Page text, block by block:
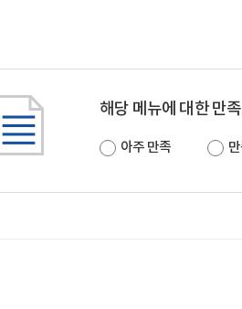
해당 메뉴에 대한 만
아주 만족